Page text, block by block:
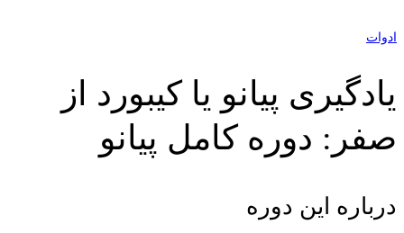
ادوات
یادگیری پیانو یا کیبورد از
صفر: دوره کامل پیانو
درباره این دوره